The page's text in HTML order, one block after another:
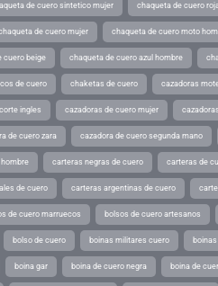
de cuero sintetico mujer chaqueta de cuero
de cuero mujer chaqueta de cuero moto
cuero beige chaqueta de cuero azul hombre
de cuero chaketas de cuero cazadoras
ingles cazadoras de cuero mujer
de cuero zara cazadora de cuero segunda mano
carteras negras de cuero carteras de
de cuero carteras argentinas de cuero
de cuero marruecos bolsos de cuero artesanos
bolso de cuero boinas militares cuero
boina gar boina de cuero negra boina de